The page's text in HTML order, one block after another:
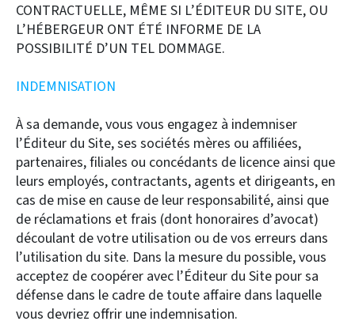
CONTRACTUELLE, MÊME SI L’ÉDITEUR DU SITE, OU
L’HÉBERGEUR ONT ÉTÉ INFORME DE LA
POSSIBILITÉ D’UN TEL DOMMAGE.
INDEMNISATION
À sa demande, vous vous engagez à indemniser
l’Éditeur du Site, ses sociétés mères ou affiliées,
partenaires, filiales ou concédants de licence ainsi que
leurs employés, contractants, agents et dirigeants, en
cas de mise en cause de leur responsabilité, ainsi que
de réclamations et frais (dont honoraires d’avocat)
découlant de votre utilisation ou de vos erreurs dans
l’utilisation du site. Dans la mesure du possible, vous
acceptez de coopérer avec l’Éditeur du Site pour sa
défense dans le cadre de toute affaire dans laquelle
vous devriez offrir une indemnisation.